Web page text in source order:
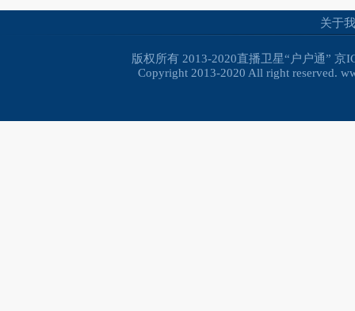
关于
版权所有 2013-2020直播卫星“户户通” 京
Copyright 2013-2020 All right reserved.